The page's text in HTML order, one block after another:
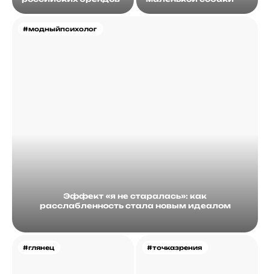
#модныйпсихолог
Эффект «я не старалась»: как
расслабленность стала новым идеалом
#глянец #точказрения